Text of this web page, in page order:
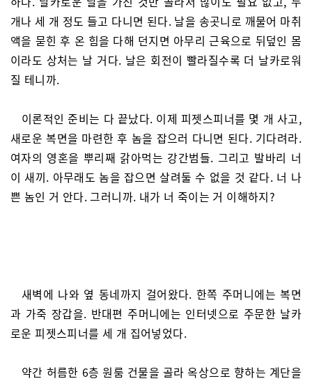
개나 세 개 정도 들고 다니면 된다. 날을 송곳니로 깨물어 마취
액을 묻힌 후 온 힘을 다해 던지면 아무리 근육으로 뒤덮인 몸
이라도 상처는 날 거다. 날은 회전이 빨라질수록 더 날카로워
질 테니까.
이론적인 준비는 다 끝났다. 이제 피젯스피너를 몇 개 사고,
새로운 복면을 마련한 후 놈을 잡으러 다니면 된다. 기다려라.
여자의 영혼을 뿌리째 갉아먹는 강간범들. 그리고 발바리 너
이 새끼. 아무래도 놈을 잡으면 살려둘 수 없을 것 같다. 너 나
쁜 놈인 거 안다. 그러니까. 내가 너 죽이는 거 이해하지?
새벽에 나와 옆 동네까지 걸어왔다. 한쪽 주머니에는 복면
과 가죽 장갑을. 반대편 주머니에는 인터넷으로 주문한 날카
로운 피젯스피너를 세 개 집어넣었다.
약간 허름한 6층 원룸 건물을 골라 옥상으로 향하는 계단을